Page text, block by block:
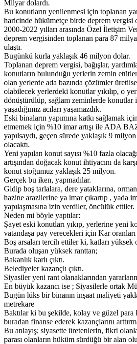
Milyar dolardı.
Bu konutların yenilenmesi için toplanan
haricinde hükümetçe birde deprem vergisi
2000-2022 yılları arasında Özel İletişim
deprem vergisinden toplanan para 87
ulaştı.
Bugünkü kurla yaklaşık 46 milyon dolar.
Toplanan deprem vergisi, bağışlar,
konutların bulunduğu yerlerin zemin
olan yerlerde ada bazında çözümler
olabilecek yerlerdeki konutlar yıkılıp, o
dönüştürülüp, sağlam zeminlerde konutlar
yaşadığımız acıları yaşamazdık.
Eski binaların yapımına katkı sağlamak
etmemek için %10 imar artışı ile ADA
yapılsaydı, geçen sürede yaklaşık 9
olacaktı.
Yeni yapılan konut sayısı %10 fazla
artışından doğacak konut ihtiyacını da
konut stoğumuz yaklaşık 25 milyon.
Gerçek bu iken, yapmadılar.
Gidip boş tarlalara, dere yataklarına,
hazine arazilerine ya imar çıkartıp , yada
yapılaşmasına izin verdiler, öncülük ettiler.
Neden mi böyle yaptılar:
Şayet eski konutları yıkıp, yerlerine yeni
vatandaşa pay verecekleri için Kar
Boş arsaları tercih ettiler ki, katları yüksek
Burada oluşan yüksek ranttan;
Bakanlık karlı çıktı.
Belediyeler kazançlı çıktı.
Siyasiler yeni rant olanaklarından
En büyük kazancı ise ; Siyasilerle ortak
Bugün lüks bir binanın inşaat maliyeti
metrekare
Baktılar ki bu şekilde, kolay ve güzel para
buradan finanse ederek kazançlarını
Bu anlayış; siyasette üretenlerin, fikri
parası olanların hüküm sürdüğü bir alan